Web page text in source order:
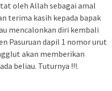
oleh Allah sebagai amal
terima kasih kepada bapak
mencalonkan diri kembali
Pasuruan dapil 1 nomor urut
akan memberikan
beliau. Tuturnya !!!.